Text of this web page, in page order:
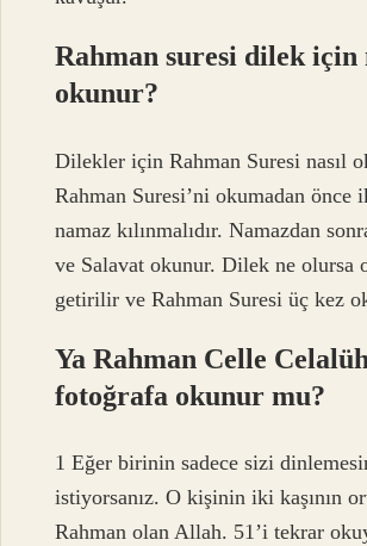
Rahman suresi dilek için
okunur?
Dilekler için Rahman Suresi nasıl
Rahman Suresi’ni okumadan önce
namaz kılınmalıdır. Namazdan
ve Salavat okunur. Dilek ne olursa
getirilir ve Rahman Suresi üç kez
Ya Rahman Celle
fotoğrafa okunur mu?
1 Eğer birinin sadece sizi
istiyorsanız. O kişinin iki kaşının
Rahman olan Allah. 51’i tekrar